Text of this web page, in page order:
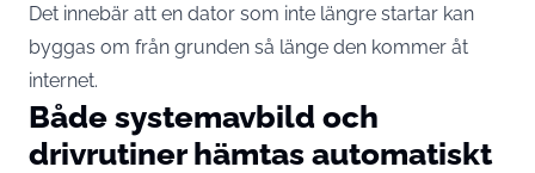
Det innebär att en dator som inte längre startar kan
byggas om från grunden så länge den kommer åt
internet.
Både systemavbild och
drivrutiner hämtas automatiskt